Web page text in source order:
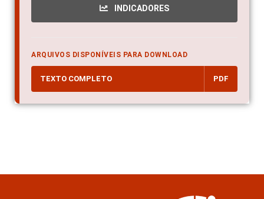
INDICADORES
ARQUIVOS DISPONÍVEIS PARA DOWNLOAD
TEXTO COMPLETO PDF